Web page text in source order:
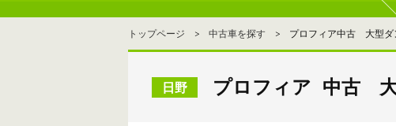
トップページ > 中古車を探す > プロフィア中古 大型ダ
日野 プロフィア 中古